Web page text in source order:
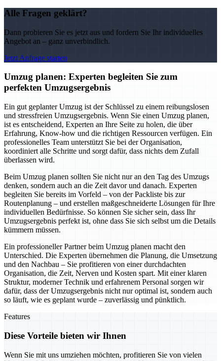
Alle Fragen geklärt?
Dann probieren Sie es jetzt aus und fordern Sie Ihr individuelles
Angebot an – ganz unverbindlich.
Jetzt Anfrage starten
Umzug planen: Experten begleiten Sie zum
perfekten Umzugsergebnis
Ein gut geplanter Umzug ist der Schlüssel zu einem reibungslosen
und stressfreien Umzugsergebnis. Wenn Sie einen Umzug planen,
ist es entscheidend, Experten an Ihre Seite zu holen, die über
Erfahrung, Know-how und die richtigen Ressourcen verfügen. Ein
professionelles Team unterstützt Sie bei der Organisation,
koordiniert alle Schritte und sorgt dafür, dass nichts dem Zufall
überlassen wird.
Beim Umzug planen sollten Sie nicht nur an den Tag des Umzugs
denken, sondern auch an die Zeit davor und danach. Experten
begleiten Sie bereits im Vorfeld – von der Packliste bis zur
Routenplanung – und erstellen maßgeschneiderte Lösungen für Ihre
individuellen Bedürfnisse. So können Sie sicher sein, dass Ihr
Umzugsergebnis perfekt ist, ohne dass Sie sich selbst um die Details
kümmern müssen.
Ein professioneller Partner beim Umzug planen macht den
Unterschied. Die Experten übernehmen die Planung, die Umsetzung
und den Nachbau – Sie profitieren von einer durchdachten
Organisation, die Zeit, Nerven und Kosten spart. Mit einer klaren
Struktur, moderner Technik und erfahrenem Personal sorgen wir
dafür, dass der Umzugsergebnis nicht nur optimal ist, sondern auch
so läuft, wie es geplant wurde – zuverlässig und pünktlich.
Features
Diese Vorteile bieten wir Ihnen
Wenn Sie mit uns umziehen möchten, profitieren Sie von vielen